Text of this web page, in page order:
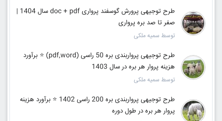
طرح توجیهی پرورش گوسفند پرواری doc + pdf سال 1404 |
صفر تا صد بره پرواری
توسط سمیه ملکی
طرح توجیهی پرواربندی بره 50 راسی (pdf,word) ⭐️ برآورد
هزینه پروار هر بره در سال 1403
توسط سمیه ملکی
طرح توجیهی پرواربندی بره 200 راسی 1402 ⭐️ برآورد هزینه
پروار هر بره در طول دوره